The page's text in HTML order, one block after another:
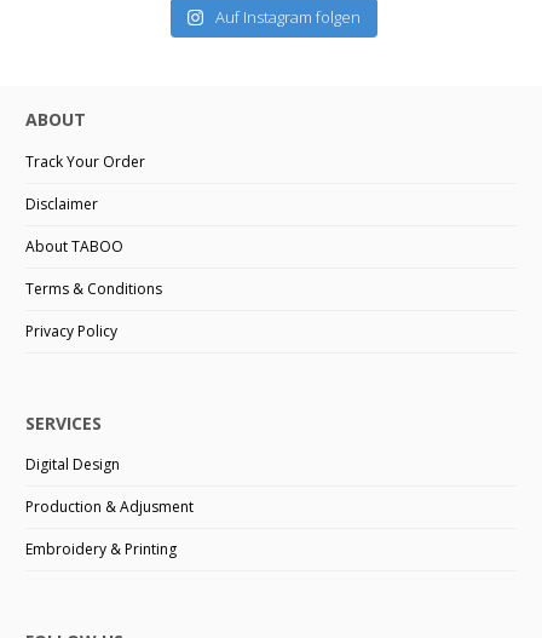
Auf Instagram folgen
ABOUT
Track Your Order
Disclaimer
About TABOO
Terms & Conditions
Privacy Policy
SERVICES
Digital Design
Production & Adjusment
Embroidery & Printing